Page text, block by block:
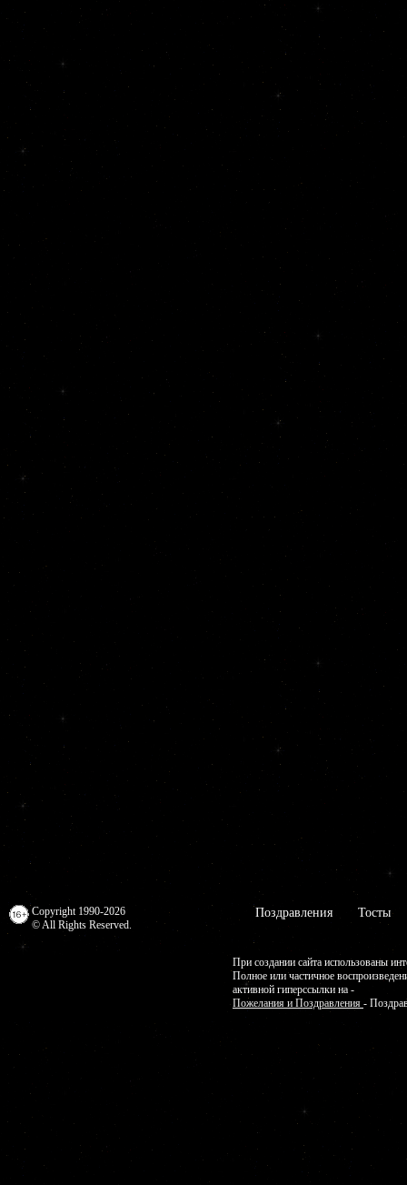
Copyright 1990-2026
© All Rights Reserved.
Поздравления Тосты
При создании сайта использованы
Полное или частичное
активной гиперссылки на -
Пожелания и Поздравления -